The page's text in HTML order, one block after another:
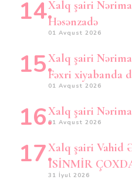
Xalq şairi
Həsənzadə
01 Avqust 2026
Xalq şairi
Fəxri xiyabanda
01 Avqust 2026
Xalq şairi
01 Avqust 2026
Xalq şairi Vahid
İSİNMİR
31 İyul 2026